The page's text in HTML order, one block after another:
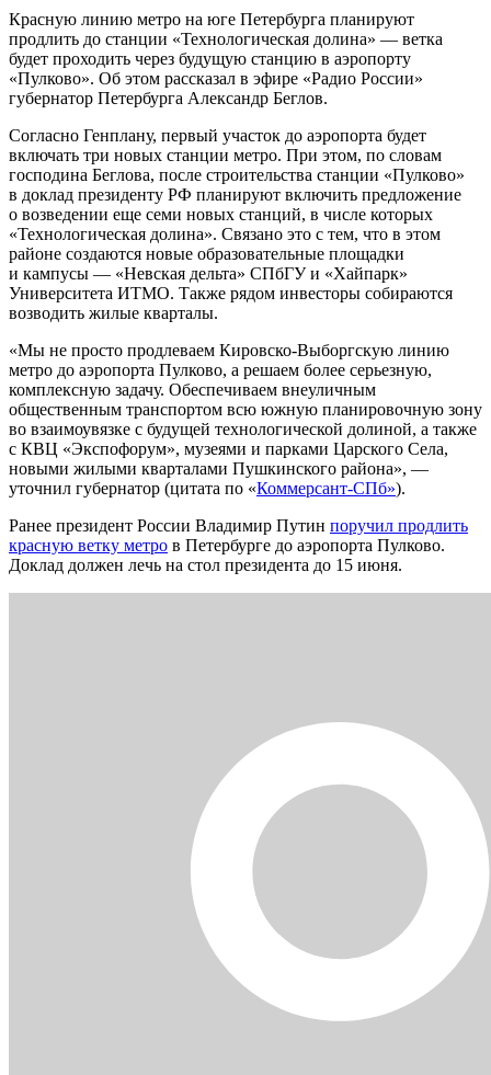
Красную линию метро на юге Петербурга планируют
продлить до станции «Технологическая долина» — ветка
будет проходить через будущую станцию в аэропорту
«Пулково». Об этом рассказал в эфире «Радио России»
губернатор Петербурга Александр Беглов.
Согласно Генплану, первый участок до аэропорта будет
включать три новых станции метро. При этом, по словам
господина Беглова, после строительства станции «Пулково»
в доклад президенту РФ планируют включить предложение
о возведении еще семи новых станций, в числе которых
«Технологическая долина». Связано это с тем, что в этом
районе создаются новые образовательные площадки
и кампусы — «Невская дельта» СПбГУ и «Хайпарк»
Университета ИТМО. Также рядом инвесторы собираются
возводить жилые кварталы.
«Мы не просто продлеваем Кировско-Выборгскую линию
метро до аэропорта Пулково, а решаем более серьезную,
комплексную задачу. Обеспечиваем внеуличным
общественным транспортом всю южную планировочную зону
во взаимоувязке с будущей технологической долиной, а также
с КВЦ «Экспофорум», музеями и парками Царского Села,
новыми жилыми кварталами Пушкинского района», —
уточнил губернатор (цитата по «Коммерсант-СПб»).
Ранее президент России Владимир Путин поручил продлить
красную ветку метро в Петербурге до аэропорта Пулково.
Доклад должен лечь на стол президента до 15 июня.